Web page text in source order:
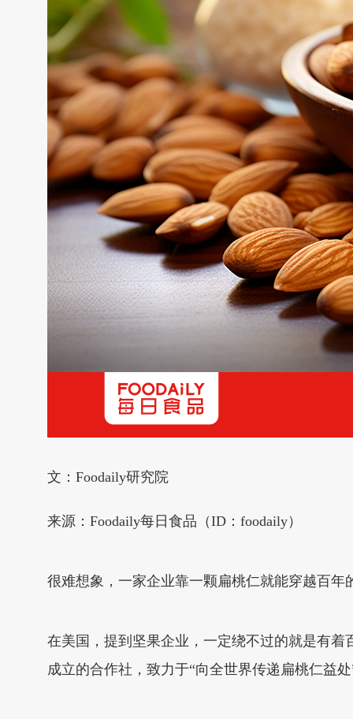
文：Foodaily研究院
来源：Foodaily每日食品（ID：foodaily）
很难想象，一家企业靠一颗扁桃仁就能穿越百年
在美国，提到坚果企业，一定绕不过的就是有着
成立的合作社，致力于“向全世界传递扁桃仁益